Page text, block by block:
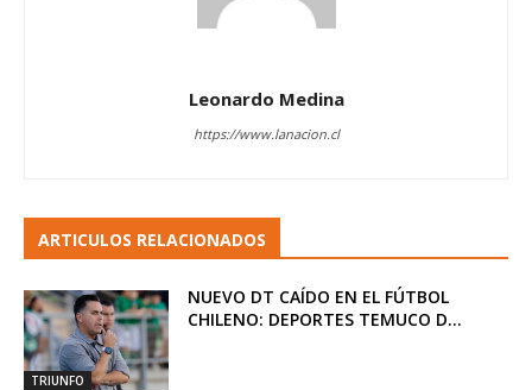
Leonardo Medina
https://www.lanacion.cl
ARTICULOS RELACIONADOS
TRIUNFO
NUEVO DT CAÍDO EN EL FÚTBOL
CHILENO: DEPORTES TEMUCO D...